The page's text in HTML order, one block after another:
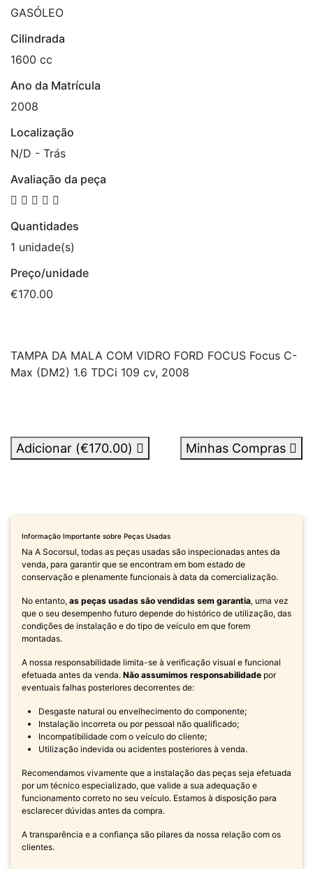
GASÓLEO
Cilindrada
1600 cc
Ano da Matrícula
2008
Localização
N/D - Trás
Avaliação da peça
Quantidades
1 unidade(s)
Preço/unidade
€170.00
TAMPA DA MALA COM VIDRO FORD FOCUS Focus C-
Max (DM2) 1.6 TDCi 109 cv, 2008
Adicionar (€170.00) Minhas Compras
Informação Importante sobre Peças Usadas
Na A Socorsul, todas as peças usadas são inspecionadas antes da
venda, para garantir que se encontram em bom estado de
conservação e plenamente funcionais à data da comercialização.
No entanto, as peças usadas são vendidas sem garantia, uma vez
que o seu desempenho futuro depende do histórico de utilização, das
condições de instalação e do tipo de veículo em que forem
montadas.
A nossa responsabilidade limita-se à verificação visual e funcional
efetuada antes da venda. Não assumimos responsabilidade por
eventuais falhas posteriores decorrentes de:
Desgaste natural ou envelhecimento do componente;
Instalação incorreta ou por pessoal não qualificado;
Incompatibilidade com o veículo do cliente;
Utilização indevida ou acidentes posteriores à venda.
Recomendamos vivamente que a instalação das peças seja efetuada
por um técnico especializado, que valide a sua adequação e
funcionamento correto no seu veículo. Estamos à disposição para
esclarecer dúvidas antes da compra.
A transparência e a confiança são pilares da nossa relação com os
clientes.